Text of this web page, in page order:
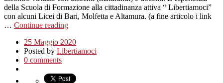
della Scuola di Formazione alla cittadinanza attiva “ Libertiamoci”
con alcuni Licei di Bari, Molfetta e Altamura. (a fine articolo i link
… Continue reading
25 Maggio 2020
Posted by Libertiamoci
0 comments